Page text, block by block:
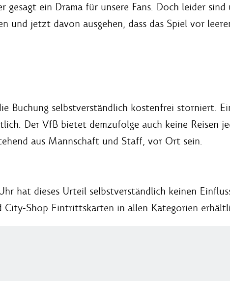
ein Drama für unsere Fans. Doch leider sind
und jetzt davon ausgehen, dass das Spiel vor
Buchung selbstverständlich kostenfrei storniert.
Der VfB bietet demzufolge auch keine Reisen
aus Mannschaft und Staff, vor Ort sein.
hat dieses Urteil selbstverständlich keinen
City-Shop Eintrittskarten in allen Kategorien